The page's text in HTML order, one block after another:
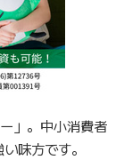
」。中小消費者
味方です。